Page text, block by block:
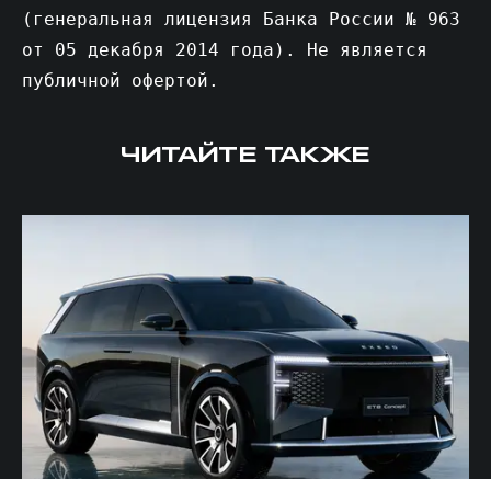
(генеральная лицензия Банка России № 963
от 05 декабря 2014 года). Не является
публичной офертой.
ЧИТАЙТЕ ТАКЖЕ